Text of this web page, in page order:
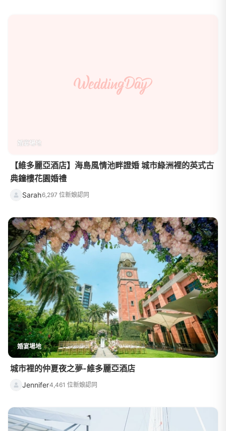
婚宴場地
【維多麗亞酒店】海島風情池畔證婚 城市綠洲裡的英式古
典鐘樓花園婚禮
Sarah6,297 位新娘認同
婚宴場地
城市裡的仲夏夜之夢-維多麗亞酒店
Jennifer4,461 位新娘認同